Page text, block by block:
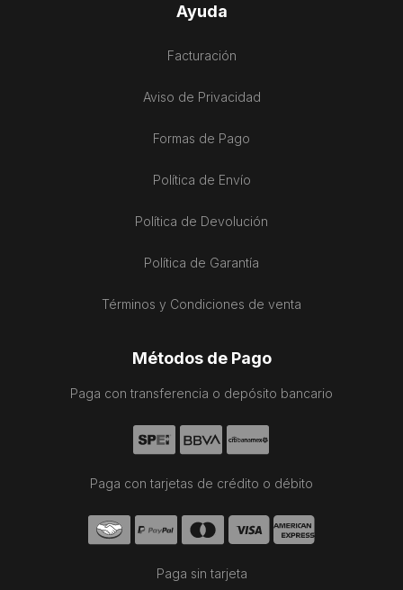
Ayuda
Facturación
Aviso de Privacidad
Formas de Pago
Política de Envío
Política de Devolución
Política de Garantía
Términos y Condiciones de venta
Métodos de Pago
Paga con transferencia o depósito bancario
Paga con tarjetas de crédito o débito
Paga sin tarjeta